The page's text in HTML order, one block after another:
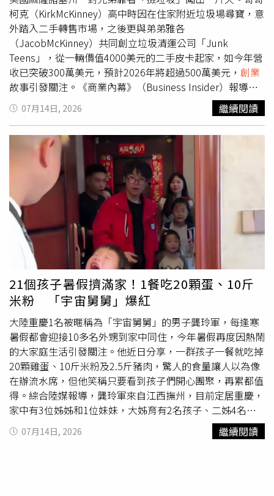
創辦人李漢揚分享，面對全公司導入AI 的未知、工作流重塑
與組織適應，他選擇直接推進。他提到：「雖然不確定可不
可以，但是我沒有遲疑。」這句話也點出創辦人在組織轉型
中的關鍵角色。蕭向志董事長提出企業創新過程中的「有效
試錯」觀點。（圖片提供／頂新和德好食好事）數據經營要
回到決策現場數據的價值，在於能否被轉化為具體經營判
斷。六堆伙房總經理劉光凱從財務判讀、定價邏輯與顧客消
費資料分析切入，說明數據如何回到產品組合、營運效率與
經營決策。對食農與食品新創而言，產品進入市場後，更需
要理解成本結構、消費行為與通路條件，才能讓創新走向可
持續的商業模式。成長之後，更要看懂現金流與財務節奏當
資本市場逐漸回到獲利能力與經營韌性，創辦人也必須掌握
財務、組織與市場節奏。WeMoScooter 創辦人吳昕霈，回
顧 10 年
歷程，提醒 創業者早期成長固然重要，但公司
能否持續推進，最終仍要回到現金流、財報與預測數據等底
層能力。好食好事表示，本場活動希望打造創辦人共學與產
業交流場域，讓團隊能從不同產業的實戰經驗中，重新盤點
自身成長路徑。未來也將持續串聯企業、業師與生態圈夥
伴，陪伴食農新創在市場、產業與企業合作的路上，讓技術
落地、讓創新被看見。
柯克（KirkMcKinney）高中時因在住家附近垃圾場尋寶，意
外踏入二手轉售市場，之後更與弟弟雅各
（JacobMcKinney）共同創立垃圾清運公司「Junk
Teens」，從一輛價值4000美元的二手皮卡起家，如今年營
收已突破300萬美元，預計2026年將超過500萬美元， 創業
故事引發關注。《商業內幕》（Business Insider）報導，
柯克接受採訪時表示，自己約6年前騎腳踏車經過住家附近
一處垃圾場，發現裡頭除了廢棄家具外，還有不少狀況良好
幾乎全新的喇叭，對方爽快答應，也開啟他「垃圾變黃金」
的
契機。當時仍是高中生的柯克，之後經常到垃圾場尋
找可再利用的物品，並在房間打造出一套大型音響設備，音
量甚至大到整棟房子都會震動。他笑說，媽媽最後受不了，
要求他把這些音響處理掉，沒想到自己第一次把收音機放上
臉書，就順利賣出50美元，讓他首度感受到靠轉賣賺錢的成
就感，也因此開始接觸創業。隨著頻繁出入垃圾場，柯克逐
漸認識不少從事垃圾清運工作的業者，並開始替他們打工。
工作一段時間後，他發現自己幾乎已能獨立完成整個搬運流
程，心想既然如此，不如自行 創業提供同樣服務。2021
年，他找來平時兼職劈柴賺零用錢的弟弟雅各一起投入創
業，兄弟倆把多年存下的積蓄全數投入，買下一輛價值
4000美元的福特皮卡，正式成立垃圾清運公司。第一筆生
意是替客戶搬運一張沙發，15分鐘便賺進100美元，也讓兩
人對未來更有信心。創業 初期，兄弟倆主要透過親友介紹、
社區平台Nextdoor以及臉書地方社團尋找客戶。不過，由
於設備有限，他們曾接下一間大型房屋清運案件，足足花了
9天才完成，還得另外租借貨車與大型垃圾箱協助搬運。兩
人回憶，當時皮卡後斗經常堆滿家具，沙發甚至高出車頂，
只能用繩索勉強固定，一路跌跌撞撞累積經驗。為了提升專
業能力，兄弟倆不僅靠實戰摸索，也主動向其他清運公司請
07月14日, 2026 繼續閱讀
21個孩子暑假擠滿家！1餐吃20顆蛋、10斤
米粉 「宇宙舅舅」爆紅
大陸重慶1名被暱稱為「宇宙舅舅」的男子龔玲軍，每逢寒
暑假都會迎接10多名外甥到家中同住，今年暑假再度因熱鬧
的大家庭生活引發關注。他近日分享，一群孩子一餐就吃掉
20顆雞蛋、10斤米粉及2.5斤豬肉，驚人的食量讓人以為像
在辦流水席，但他笑稱只要看到孩子們開心團聚，再累都值
得。綜合陸媒報導，龔玲軍來自江西撫州，目前定居重慶，
家中有3位姊姊和1位妹妹，大姊育有2名孩子、二姊4名、
三姊6名、妹妹3名，共有16名外甥、外甥女。今年暑假再
加上重外甥及自己的2個孩子，家中最多同時有21名孩子一
07月14日, 2026 繼續閱讀